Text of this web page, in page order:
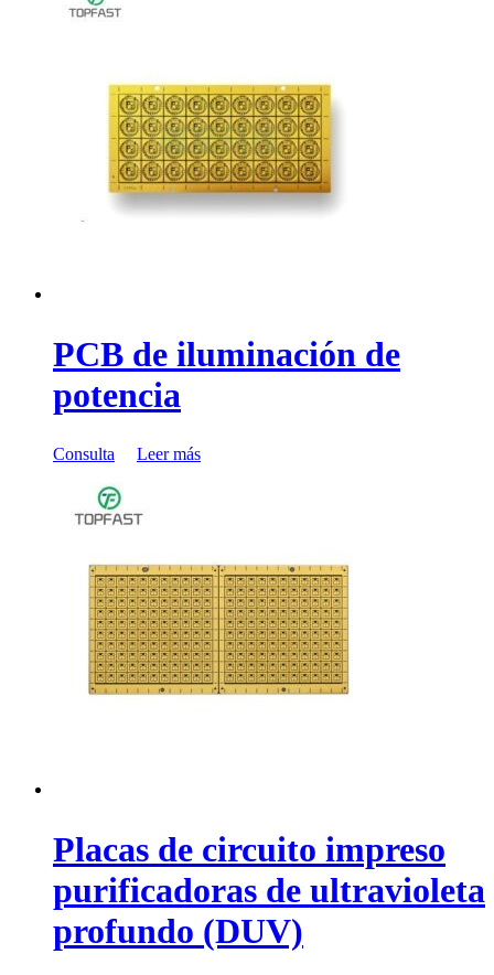
PCB de iluminación de
potencia
Consulta Leer más
Placas de circuito impreso
purificadoras de ultravioleta
profundo (DUV)